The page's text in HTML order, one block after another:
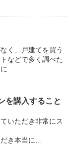
く、戸建てを買う
などで多く調べた
…
を講入すること
いただき非常にス
き本当に…